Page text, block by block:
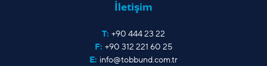
İletişim
T: +90 444 23 22
F: +90 312 221 60 25
E: info@tobbund.com.tr